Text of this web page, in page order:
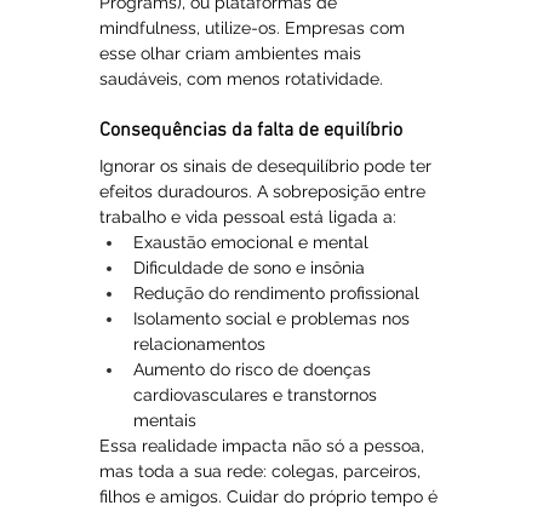
mindfulness, utilize-os. Empresas com
esse olhar criam ambientes mais
saudáveis, com menos rotatividade.
Consequências da falta de equilíbrio
Ignorar os sinais de desequilíbrio pode ter
efeitos duradouros. A sobreposição entre
trabalho e vida pessoal está ligada a:
Exaustão emocional e mental
Dificuldade de sono e insônia
Redução do rendimento profissional
Isolamento social e problemas nos
relacionamentos
Aumento do risco de doenças
cardiovasculares e transtornos
mentais
Essa realidade impacta não só a pessoa,
mas toda a sua rede: colegas, parceiros,
filhos e amigos. Cuidar do próprio tempo é